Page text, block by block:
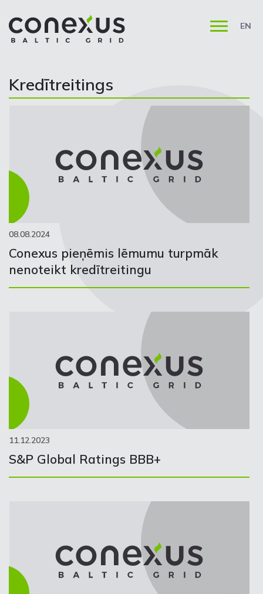
EN
Kredītreitings
08.08.2024
Conexus pieņēmis lēmumu turpmāk
nenoteikt kredītreitingu
11.12.2023
S&P Global Ratings BBB+